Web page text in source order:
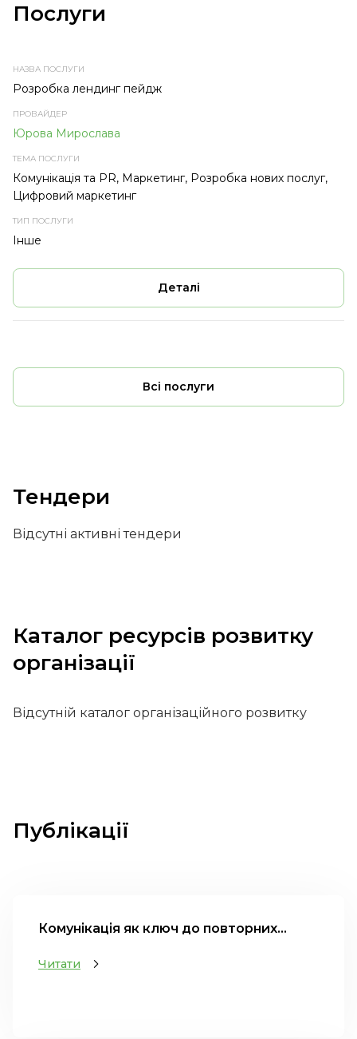
Послуги
НАЗВА ПРОВАЙДЕР
Розробка лендинг пейдж
Юрова Мирослава
Комунікація та PR, Маркетинг, Розробка нових послуг,
Цифровий маркетинг
Інше
Деталі
Всі послуги
Тендери
Відсутні активні тендери
Каталог ресурсів розвитку
організації
Відсутній каталог організаційного розвитку
Публікації
Комунікація як ключ до повторних...
Читати